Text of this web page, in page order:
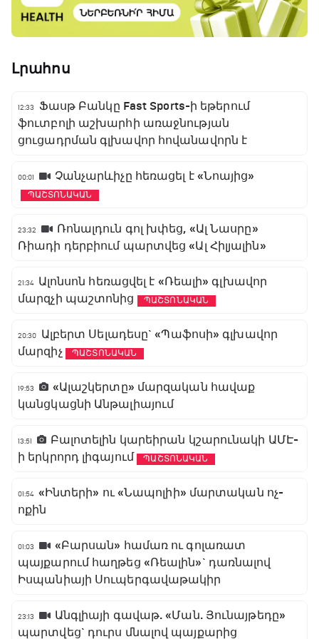
Լրահոս
12:33
Ֆասթ Բանկը Fast Sports-ի եթերում
ֆուտբոլի աշխարհի առաջնության
ցուցադրման գլխավոր հովանավորն է
00:01 Չանչարևիչը հեռացել է «Նոայից»
ՊԱՇՏՈՆԱԿԱՆ
23:32
Ռոնալդուն գոլ խփեց, «Ալ Նասրը»
Ռիադի դերբիում պարտվեց «Ալ Հիլյալին»
21:34 Ալոնսոն հեռացվել է «Ռեալի» գլխավոր
մարզչի պաշտոնից
ՊԱՇՏՈՆԱԿԱՆ
20:30
Ալբերտ Սելադեսը` «Պաֆոսի» գլխավոր
մարզիչ
ՊԱՇՏՈՆԱԿԱՆ
19:53
«Ալաշկերտը» մարզական հավաք
կանցկացնի Անթալիայում
13:51
Բալոտելին կարեիրան կշարունակի ԱՄԷ-
ի երկրորդ լիգայում
ՊԱՇՏՈՆԱԿԱՆ
01:54 «Ինտերի» ու «Նապոլիի» մարտական ոչ-
ոքին
01:03
«Բարսան» համառ ու գոլառատ
պայքարում հաղթեց «Ռեալին»` դառնալով
Իսպանիայի Սուպերգավաթակիր
23:13
Անգլիայի գավաթ. «Ման. Յունայթեդը»
պարտվեց` դուրս մնալով պայքարից